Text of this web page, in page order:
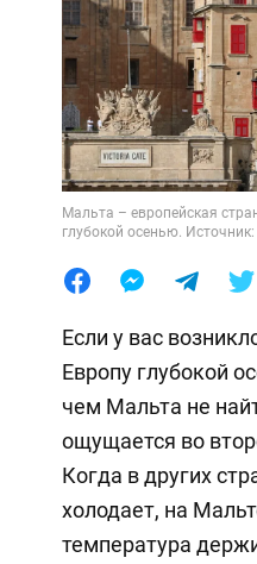
Мальта – европейская
глубокой осенью.
Если у вас
Европу глубокой
чем Мальта не
ощущается во
Когда в других
холодает, на
температура